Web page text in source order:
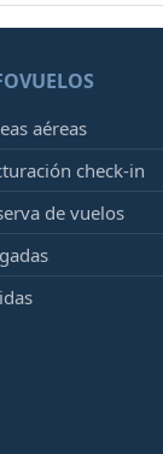
aéreas
check-in
de vuelos